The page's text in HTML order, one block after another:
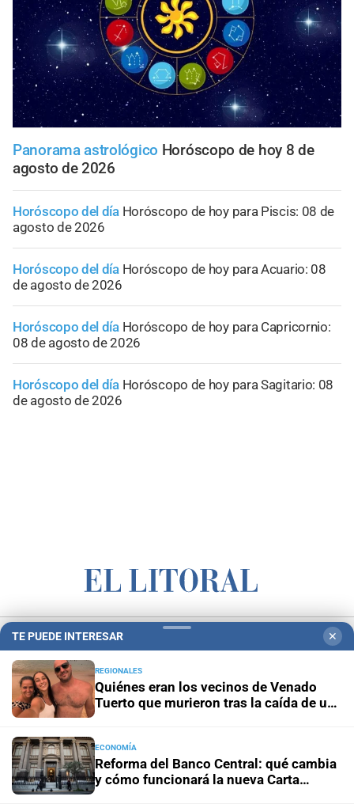
Panorama astrológico Horóscopo de hoy 8 de
agosto de 2026
Horóscopo del día Horóscopo de hoy para Piscis: 08 de
agosto de 2026
Horóscopo del día Horóscopo de hoy para Acuario: 08
de agosto de 2026
Horóscopo del día Horóscopo de hoy para Capricornio:
08 de agosto de 2026
Horóscopo del día Horóscopo de hoy para Sagitario: 08
de agosto de 2026
Campolitoral Revista Nosotros
CYD Litoral
Podcasts Mirador Provincial VivíMejor SF Puerto Negocios
Notife
Educacion SF
TE PUEDE INTERESAR ✕
REGIONALES
Quiénes eran los vecinos de Venado
Tuerto que murieron tras la caída de un
ECONOMÍA
Reforma del Banco Central: qué cambia
y cómo funcionará la nueva Carta